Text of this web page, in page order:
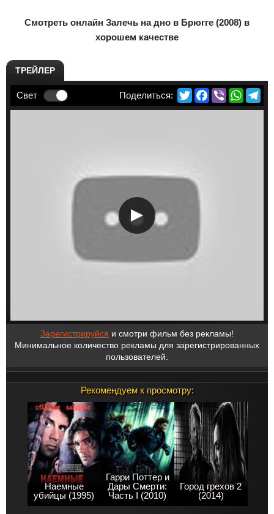
Смотреть онлайн Залечь на дно в Брюгге (2008) в
хорошем качестве
ТРЕЙЛЕР
Свет TwitterFacebook
Viber
Зарегистрируйся и смотри фильм без рекламы!
Минимальное количество рекламы для зарегистрированных
пользователей.
Рекомендуем к просмотру:
Наемные
убийцы (1995)
Гарри Поттер и
Дары Смерти:
Часть I (2010)
Город грехов 2
(2014)